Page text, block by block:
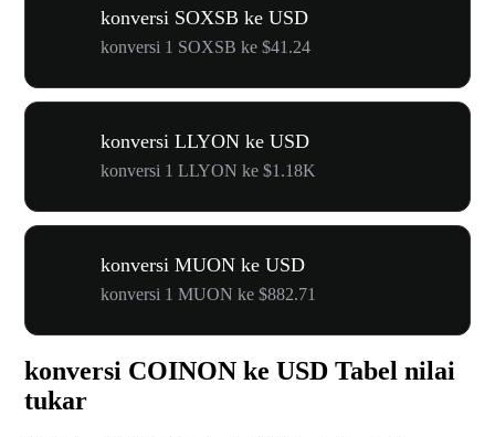
konversi SOXSB ke USD
konversi 1 SOXSB ke $41.24
konversi LLYON ke USD
konversi 1 LLYON ke $1.18K
konversi MUON ke USD
konversi 1 MUON ke $882.71
konversi COINON ke USD Tabel nilai
tukar